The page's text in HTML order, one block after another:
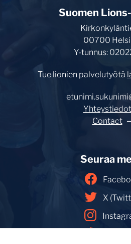
Suomen
00700
Y-tunnus:
Tue lionien palvelutyötä
Yhteystiedot
Contact
Seuraa
X